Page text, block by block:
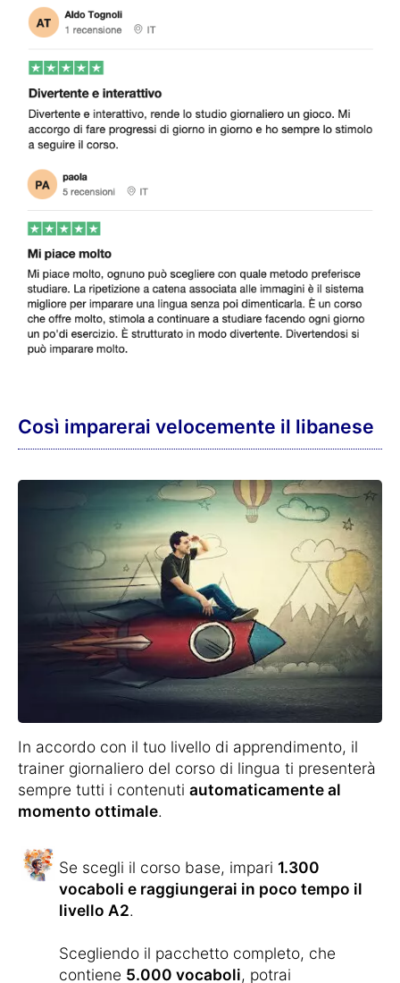
Così imparerai velocemente il libanese
In accordo con il tuo livello di apprendimento, il
trainer giornaliero del corso di lingua ti presenterà
sempre tutti i contenuti automaticamente al
momento ottimale.
Se scegli il corso base, impari 1.300
vocaboli e raggiungerai in poco tempo il
livello A2.
Scegliendo il pacchetto completo, che
contiene 5.000 vocaboli, potrai